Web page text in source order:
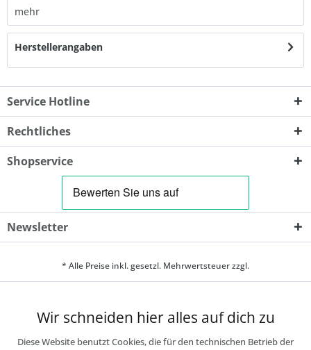
mehr
Herstellerangaben
Service Hotline
Rechtliches
Shopservice
Newsletter
* Alle Preise inkl. gesetzl. Mehrwertsteuer zzgl.
Wir schneiden hier alles auf dich zu
Diese Website benutzt Cookies, die für den technischen Betrieb der